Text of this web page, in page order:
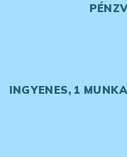
INGYENES, 1